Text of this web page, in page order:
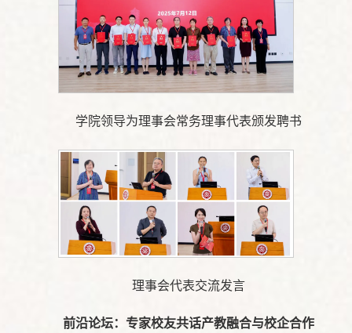
学院领导为理事会常务理事代表颁发聘书
理事会代表交流发言
前沿论坛：专家校友共话产教融合与校企合作